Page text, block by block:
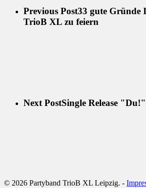
Previous Post33 gute Gründe
TrioB XL zu feiern
Next PostSingle Release "Du!"
© 2026 Partyband TrioB XL Leipzig. -